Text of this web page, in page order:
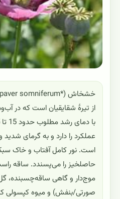
از تیرهٔ شقایقیان است که در
عملکرد را دارد و به گرمای
است. نور کامل آفتاب و خاک
حاصلخیز را می‌پسندد. ساقه
موج‌دار و گاهی ساقه‌چسبنده،
صورتی/بنفش) و میوه کپسولی